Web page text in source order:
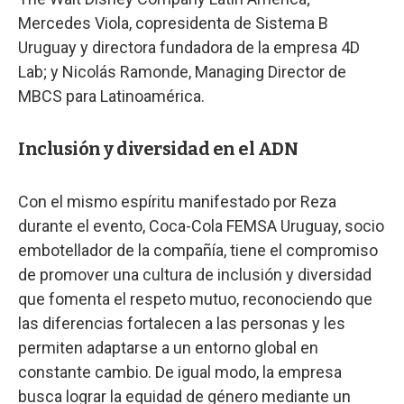
Mercedes Viola, copresidenta de Sistema B
Uruguay y directora fundadora de la empresa 4D
Lab; y Nicolás Ramonde, Managing Director de
MBCS para Latinoamérica.
Inclusión y diversidad en el ADN
Con el mismo espíritu manifestado por Reza
durante el evento, Coca-Cola FEMSA Uruguay, socio
embotellador de la compañía, tiene el compromiso
de promover una cultura de inclusión y diversidad
que fomenta el respeto mutuo, reconociendo que
las diferencias fortalecen a las personas y les
permiten adaptarse a un entorno global en
constante cambio. De igual modo, la empresa
busca lograr la equidad de género mediante un